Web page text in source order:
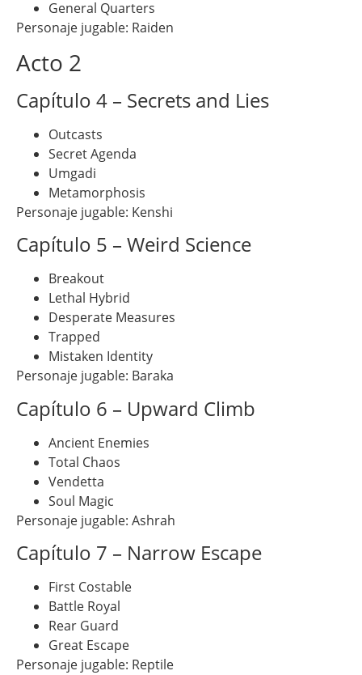
General Quarters
Personaje jugable: Raiden
Acto 2
Capítulo 4 – Secrets and Lies
Outcasts
Secret Agenda
Umgadi
Metamorphosis
Personaje jugable: Kenshi
Capítulo 5 – Weird Science
Breakout
Lethal Hybrid
Desperate Measures
Trapped
Mistaken Identity
Personaje jugable: Baraka
Capítulo 6 – Upward Climb
Ancient Enemies
Total Chaos
Vendetta
Soul Magic
Personaje jugable: Ashrah
Capítulo 7 – Narrow Escape
First Costable
Battle Royal
Rear Guard
Great Escape
Personaje jugable: Reptile